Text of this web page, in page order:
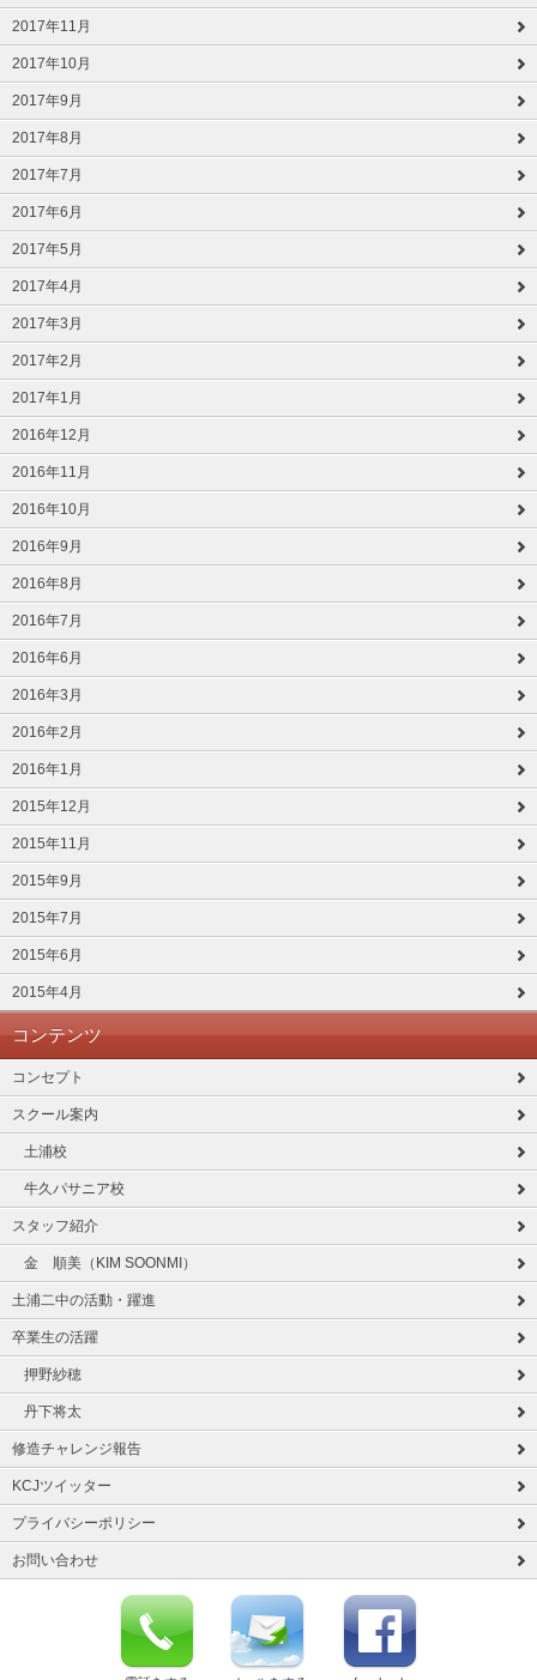
2017年11月
2017年10月
2017年9月
2017年8月
2017年7月
2017年6月
2017年5月
2017年4月
2017年3月
2017年2月
2017年1月
2016年12月
2016年11月
2016年10月
2016年9月
2016年8月
2016年7月
2016年6月
2016年3月
2016年2月
2016年1月
2015年12月
2015年11月
2015年9月
2015年7月
2015年6月
2015年4月
コンテンツ
コンセプト
スクール案内
土浦校
牛久パサニア校
スタッフ紹介
金 順美（KIM SOONMI）
土浦二中の活動・躍進
卒業生の活躍
押野紗穂
丹下将太
修造チャレンジ報告
KCJツイッター
プライバシーポリシー
お問い合わせ